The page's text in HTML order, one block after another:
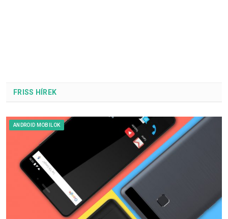
FRISS HÍREK
ANDROID MOBILOK